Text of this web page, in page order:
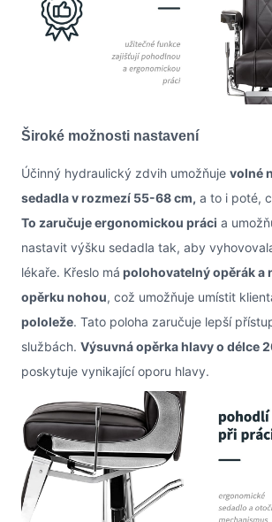
Široké možnosti nastavení
Účinný hydraulický zdvih umožňuje volné
sedadla v rozmezí 55-68 cm, a to i poté,
To zaručuje ergonomickou práci a
nastavit výšku sedadla tak, aby
lékaře. Křeslo má polohovatelný opěrák a
opěrku nohou, což umožňuje umístit
pololeže. Tato poloha zaručuje lepší
službách. Výsuvná opěrka hlavy o délce
poskytuje vynikající oporu hlavy.